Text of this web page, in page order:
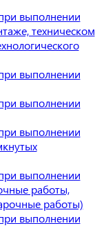
выполнении
техническом
выполнении
выполнении
выполнении
выполнении
работы,
работы)
выполнении